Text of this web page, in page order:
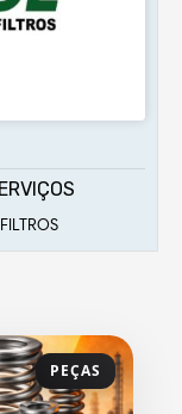
PEÇAS